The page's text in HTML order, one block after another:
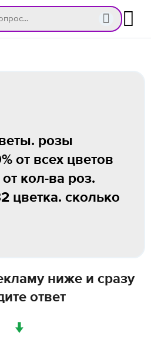
розы
от всех цветов
кол-ва роз.
цветка. сколько
ниже и сразу
ответ
↓